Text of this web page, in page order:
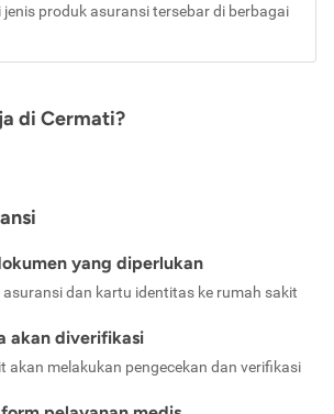
jenis produk asuransi tersebar di berbagai
di Cermati?
yang diperlukan
dan kartu identitas ke rumah sakit
akan diverifikasi
akan melakukan pengecekan dan verifikasi